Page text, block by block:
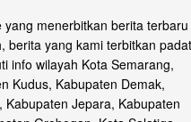
menerbitkan berita terbaru
berita yang kami terbitkan padat
info wilayah Kota Semarang,
Kudus, Kabupaten Demak,
Jepara, Kabupaten